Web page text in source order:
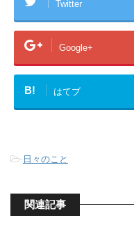
Twitter
Google+
B! はてブ
- 日々のこと
関連記事